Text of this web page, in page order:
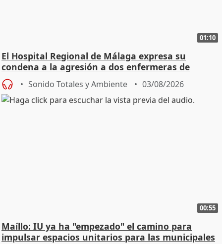
01:10
El Hospital Regional de Málaga expresa su
condena a la agresión a dos enfermeras de
Urgencias
Sonido Totales y Ambiente 03/08/2026
00:55
Maíllo: IU ya ha "empezado" el camino para
impulsar espacios unitarios para las municipales